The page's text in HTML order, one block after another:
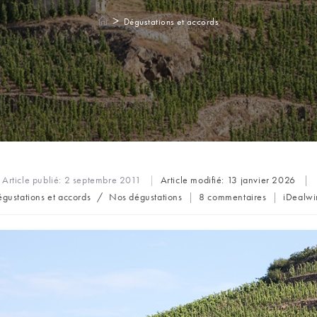
> Dégustations et accords
Article publié: 2 septembre 2011 Article modifié: 13 janvier 2026
et accords / Nos dégustations
Commentaires
8 commentaires
Auteur/